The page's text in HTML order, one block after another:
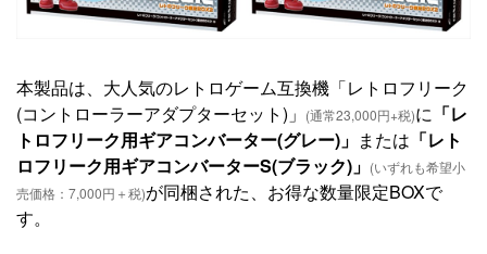
本製品は、大人気のレトロゲーム互換機「レトロフリーク
(コントローラーアダプターセット)」 (通常23,000円+税)に 「レ
トロフリーク用ギアコンバーター(グレー)」 または 「レト
ロフリーク用ギアコンバーターS(ブラック)」 (いずれも希望小
売価格：7,000円＋税)が同梱された、お得な数量限定BOXで
す。